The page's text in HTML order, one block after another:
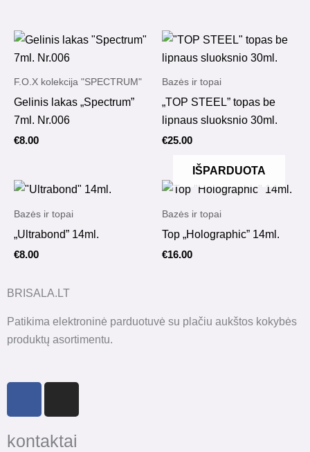
F.O.X kolekcija "SPECTRUM"
Gelinis lakas „Spectrum”
7ml. Nr.006
€8.00
Bazės ir topai
„TOP STEEL” topas be
lipnaus sluoksnio 30ml.
€25.00
Bazės ir topai
„Ultrabond” 14ml.
€8.00
IŠPARDUOTA
Bazės ir topai
Top „Holographic” 14ml.
€16.00
BRISALA.LT
Patikima elektroninė parduotuvė su plačiu aukštos kokybės
produktų asortimentu.
e
t
kontaktai